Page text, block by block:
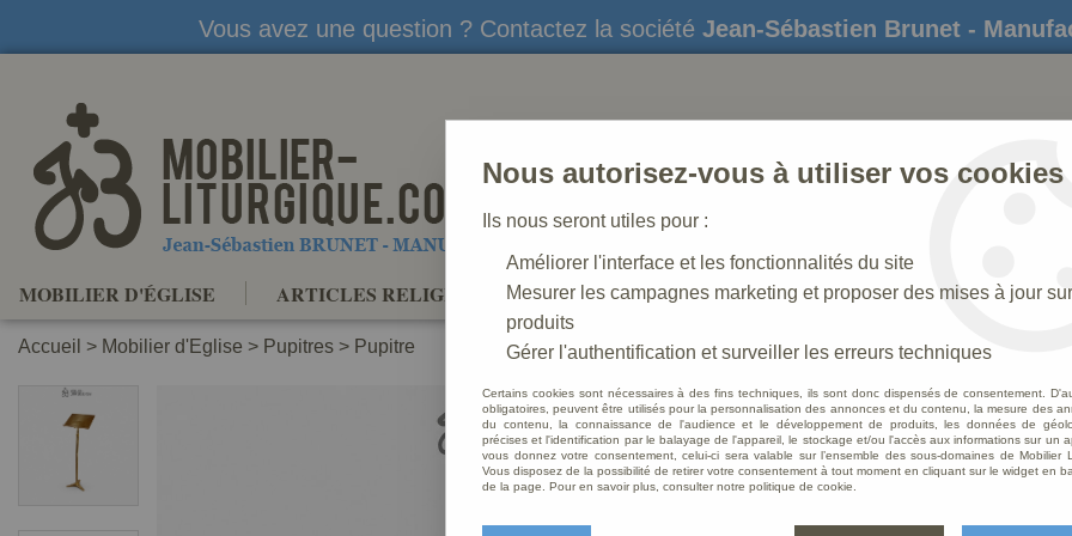
Vous avez une question ? Contactez la société Jean-Sébastien Brunet -
MOBILIER D'ÉGLISE ARTICLES RELIGIEUX STATUES CRÈCHES DE NOËL
Accueil > Mobilier d'Eglise > Pupitres > Pupitre
Nous autorisez-vous à utiliser vos cookies
Ils nous seront utiles pour :
Améliorer l'interface et les fonctionnalités du site
Mesurer les campagnes marketing et proposer des mises à jour
produits
Gérer l'authentification et surveiller les erreurs techniques
Certains cookies sont nécessaires à des fins techniques, ils sont donc dispensés de consentement.
obligatoires, peuvent être utilisés pour la personnalisation des annonces et du contenu, la mesure des
du contenu, la connaissance de l'audience et le développement de produits, les données de
précises et l'identification par le balayage de l'appareil, le stockage et/ou l'accès aux informations sur un
vous donnez votre consentement, celui-ci sera valable sur l’ensemble des sous-domaines de Mobilier
Vous disposez de la possibilité de retirer votre consentement à tout moment en cliquant sur le widget en
de la page. Pour en savoir plus, consulter notre politique de cookie.